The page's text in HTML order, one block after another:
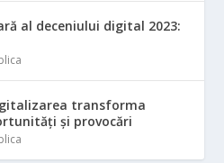
al deceniului digital 2023:
transforma
și provocări